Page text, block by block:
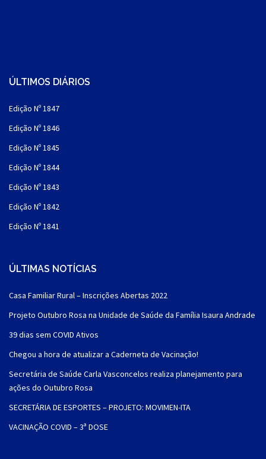
ÚLTIMOS DIÁRIOS
Edição Nº 1847
Edição Nº 1846
Edição Nº 1845
Edição Nº 1844
Edição Nº 1843
Edição Nº 1842
Edição Nº 1841
ÚLTIMAS NOTÍCIAS
Casa Familiar Rural – Inscrições Abertas 2022
Projeto Outubro Rosa na Unidade de Saúde da Família Isaura Andrade
39 dias sem COVID Ativos
Chegou a hora de atualizar a Caderneta de Vacinação!
Secretária de Saúde Carla Vasconcelos realiza planejamento para
ações do Outubro Rosa
SECRETÁRIA DE ESPORTES – PROJETO: MOVIMEN-ITA
VACINAÇÃO COVID – 3ª DOSE